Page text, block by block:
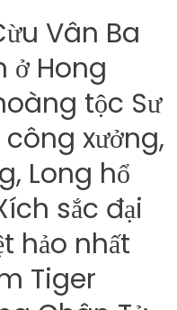
Vân Ba
Hong
tộc Sư
xưởng,
Long hổ
sắc đại
hảo nhất
Tiger